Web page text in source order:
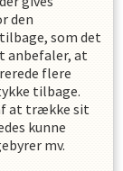
den
som det
anbefaler, at
flere
tilbage.
at trække sit
kunne
mv.